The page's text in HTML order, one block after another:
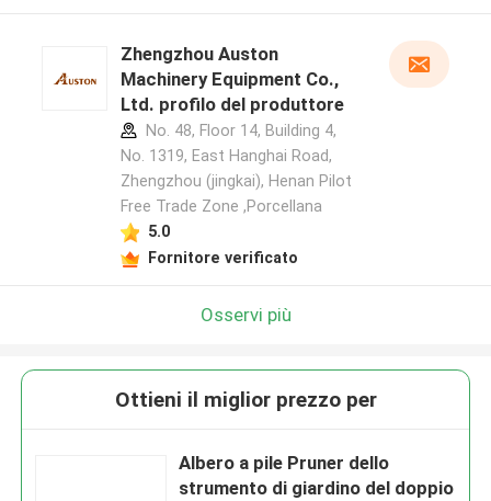
Zhengzhou Auston
Machinery Equipment Co.,
Ltd. profilo del produttore
No. 48, Floor 14, Building 4,
No. 1319, East Hanghai Road,
Zhengzhou (jingkai), Henan Pilot
Free Trade Zone ,Porcellana
5.0
Fornitore verificato
Osservi più
Ottieni il miglior prezzo per
Albero a pile Pruner dello
strumento di giardino del doppio